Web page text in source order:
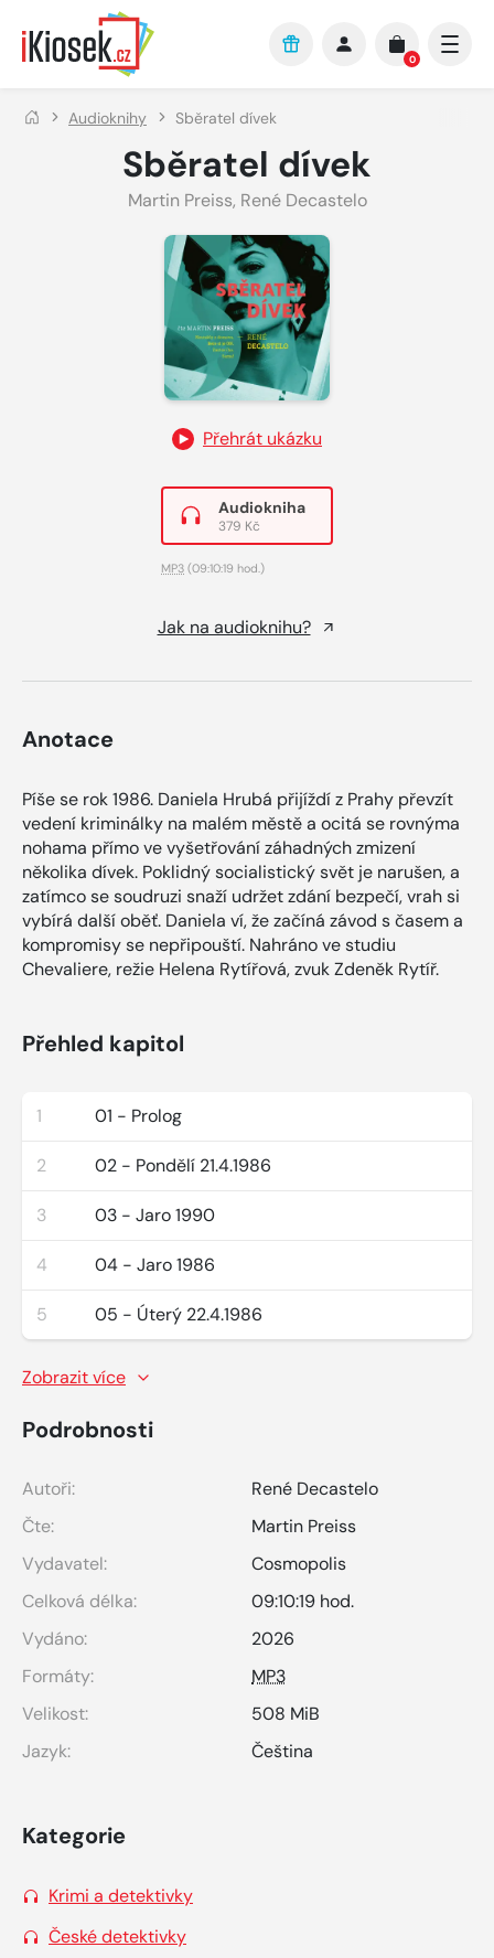
Přejít na hlavní obsah
0
Audioknihy Sběratel dívek
Sběratel dívek
Martin Preiss, René Decastelo
Přehrát ukázku
Audiokniha
379 Kč
MP3 (09:10:19 hod.)
Jak na audioknihu?
Anotace
Píše se rok 1986. Daniela Hrubá přijíždí z Prahy převzít
vedení kriminálky na malém městě a ocitá se rovnýma
nohama přímo ve vyšetřování záhadných zmizení
několika dívek. Poklidný socialistický svět je narušen, a
zatímco se soudruzi snaží udržet zdání bezpečí, vrah si
vybírá další oběť. Daniela ví, že začíná závod s časem a
kompromisy se nepřipouští. Nahráno ve studiu
Chevaliere, režie Helena Rytířová, zvuk Zdeněk Rytíř.
Přehled kapitol
1 01 - Prolog
2 02 - Pondělí 21.4.1986
3 03 - Jaro 1990
4 04 - Jaro 1986
5 05 - Úterý 22.4.1986
Zobrazit více
Podrobnosti
Autoři:
René Decastelo
Čte:
Martin Preiss
Vydavatel:
Cosmopolis
Celková délka:
09:10:19 hod.
Vydáno:
2026
Formáty:
MP3
Velikost:
508 MiB
Jazyk:
Čeština
Kategorie
Krimi a detektivky
České detektivky